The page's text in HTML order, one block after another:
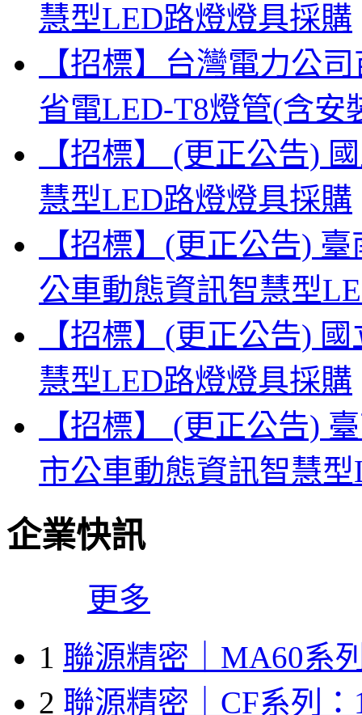
慧型LED路燈燈具採購
【招標】台灣電力公
省電LED-T8燈管(含
【招標】 (更正公告)
慧型LED路燈燈具採購
【招標】(更正公告)
公車動態資訊智慧型
【招標】(更正公告)
慧型LED路燈燈具採購
【招標】 (更正公告)
市公車動態資訊智慧
企業快訊
更多
1 聯源精密｜MA60系
2 聯源精密｜CF系列：